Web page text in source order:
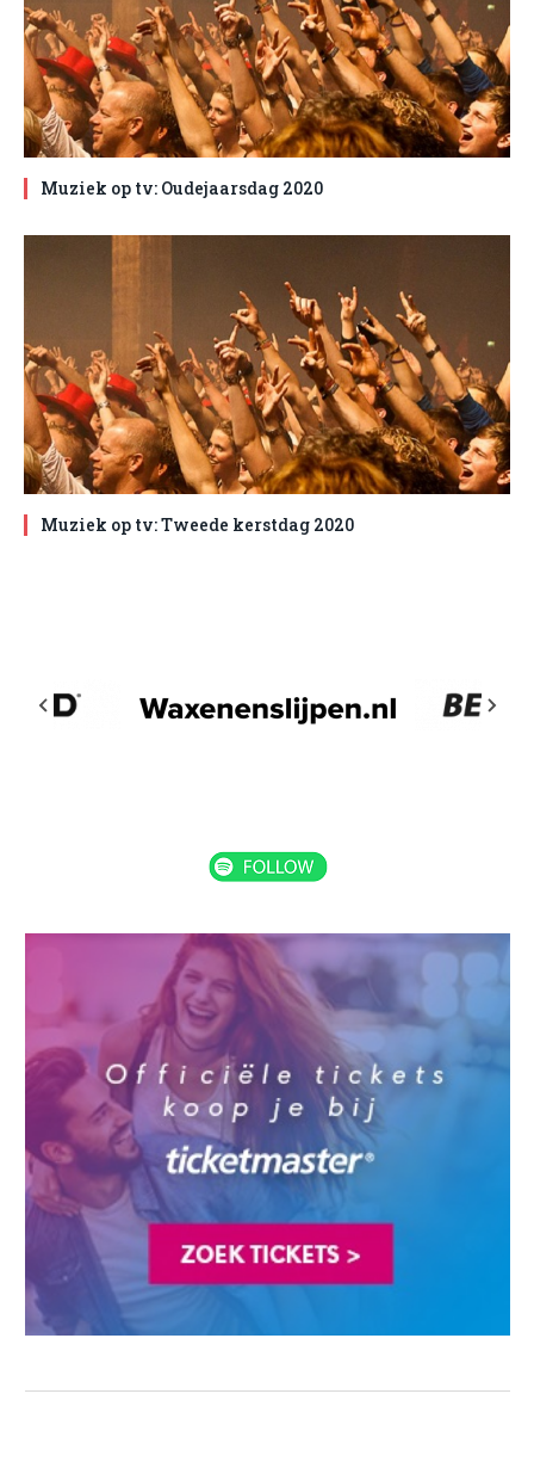
Muziek op tv: Oudejaarsdag 2020
Muziek op tv: Tweede kerstdag 2020